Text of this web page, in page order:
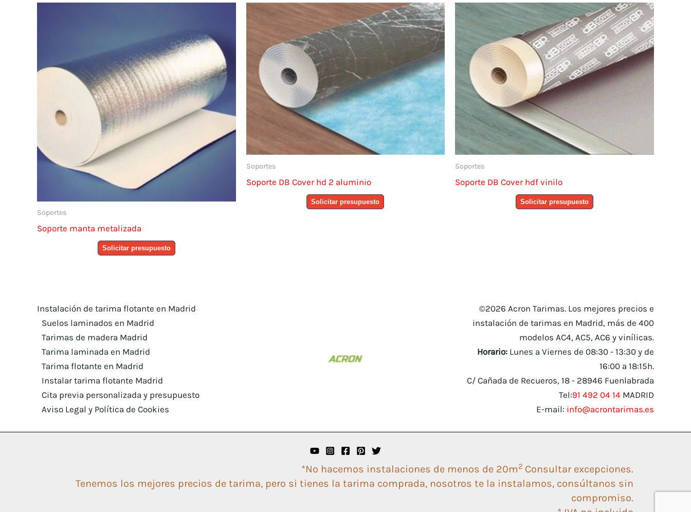
Soportes
Soporte manta metalizada
Solicitar presupuesto
Soportes
Soporte DB Cover hd 2 aluminio
Solicitar presupuesto
Soportes
Soporte DB Cover hdf vinilo
Solicitar presupuesto
Instalación de tarima flotante en Madrid
Suelos laminados en Madrid
Tarimas de madera Madrid
Tarima laminada en Madrid
Tarima flotante en Madrid
Instalar tarima flotante Madrid
Cita previa personalizada y presupuesto
Aviso Legal y Política de Cookies
©2026 Acron Tarimas. Los mejores precios e
instalación de tarimas en Madrid, más de 400
modelos AC4, AC5, AC6 y vinílicas.
Horario:Lunes a Viernes de 08:30 - 13:30 y de
16:00 a 18:15h.
C/ Cañada de Recueros, 18 - 28946 Fuenlabrada
Tel:91 492 04 14 MADRID
E-mail: info@acrontarimas.es
*No hacemos instalaciones de menos de 20m2 Consultar excepciones.
Tenemos los mejores precios de tarima, pero si tienes la tarima comprada, nosotros te la instalamos, consúltanos sin
compromiso.